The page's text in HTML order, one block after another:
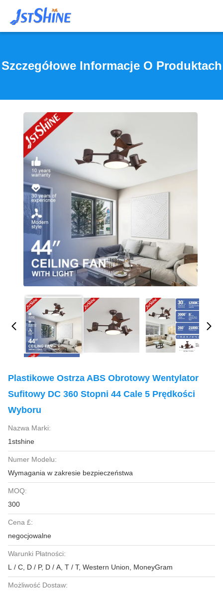
Szczegółowe Informacje O Produktach
Plastikowe Ostrza ABS Obrotowy Wentylator
Sufitowy DC 360 Stopni 44 Cale 5 Prędkości
Wyboru
Nazwa Marki:
1stshine
Numer Modelu:
Wymagania w zakresie bezpieczeństwa
MOQ:
300
Cena £:
negocjowalne
Warunki Płatności:
L / C, D / P, D / A, T / T, Western Union, MoneyGram
Możliwość Dostaw: